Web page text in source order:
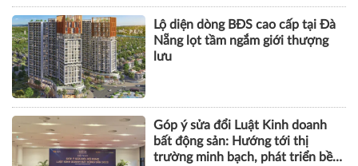
Lộ diện dòng BĐS cao cấp tại Đà
Nẵng lọt tầm ngắm giới thượng
lưu
Góp ý sửa đổi Luật Kinh doanh
bất động sản: Hướng tới thị
trường minh bạch, phát triển bền